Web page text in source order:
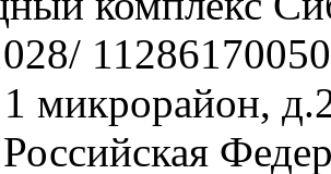
микрорайон,